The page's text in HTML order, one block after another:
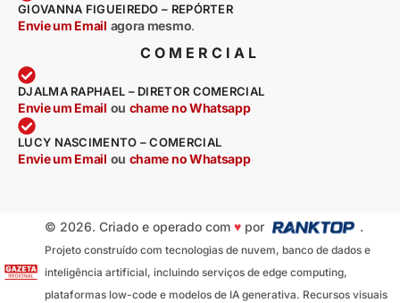
GIOVANNA FIGUEIREDO – REPÓRTER
Envie um Email agora mesmo.
COMERCIAL
DJALMA RAPHAEL – DIRETOR COMERCIAL
Envie um Email ou chame no Whatsapp
LUCY NASCIMENTO – COMERCIAL
Envie um Email ou chame no Whatsapp
© 2026. Criado e operado com ♥por .
Projeto construído com tecnologias de nuvem, banco de dados e
inteligência artificial, incluindo serviços de edge computing,
plataformas low-code e modelos de IA generativa. Recursos visuais